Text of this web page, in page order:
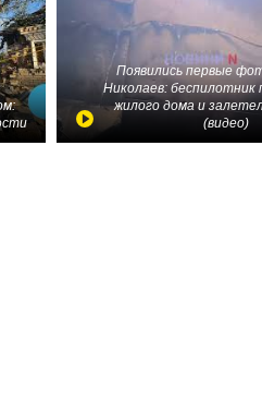
Появились первые
Николаев: беспилотник
жилого дома и
(видео)